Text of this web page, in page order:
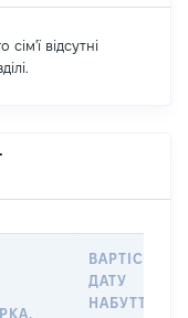
відсутні
ВАРТІСТЬ НА
ДАТУ
НАБУТТЯ